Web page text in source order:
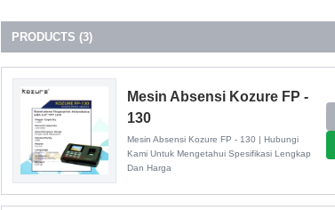
PRODUCTS (3)
Mesin Absensi Kozure FP -
130
Mesin Absensi Kozure FP - 130 | Hubungi
Kami Untuk Mengetahui Spesifikasi Lengkap
Dan Harga